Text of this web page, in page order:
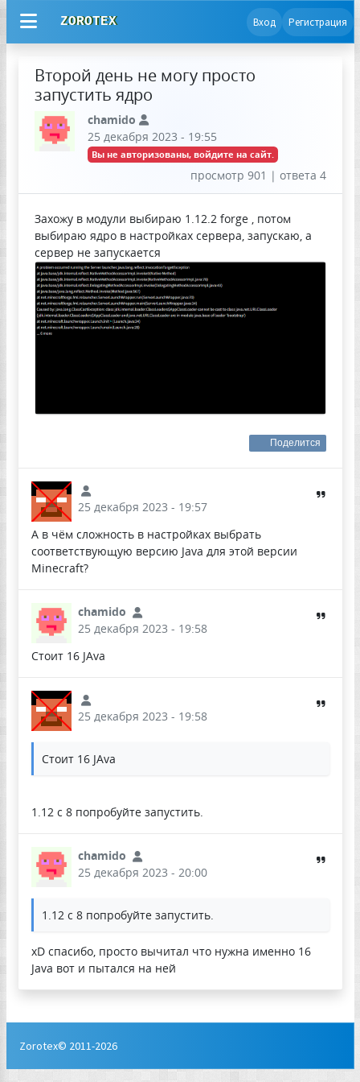
ZOROTEX Вход Регистрация
Второй день не могу просто
запустить ядро
chamido
25 декабря 2023 - 19:55
Вы не авторизованы, войдите на сайт.
просмотр 901 | ответа 4
Захожу в модули выбираю 1.12.2 forge , потом
выбираю ядро в настройках сервера, запускаю, а
сервер не запускается
Поделится
25 декабря 2023 - 19:57
А в чём сложность в настройках выбрать
соответствующую версию Java для этой версии
Minecraft?
chamido
25 декабря 2023 - 19:58
Стоит 16 JAva
25 декабря 2023 - 19:58
Стоит 16 JAva
1.12 с 8 попробуйте запустить.
chamido
25 декабря 2023 - 20:00
1.12 с 8 попробуйте запустить.
xD спасибо, просто вычитал что нужна именно 16
Java вот и пытался на ней
Zorotex© 2011-2026